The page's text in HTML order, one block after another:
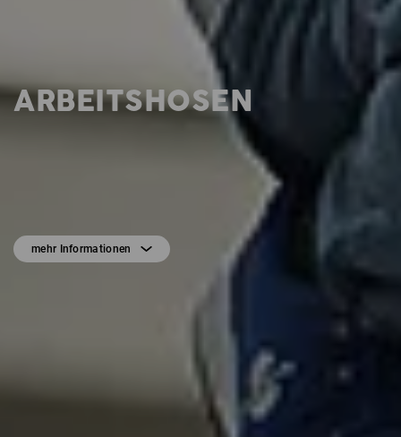
ARBEITSHOSEN
mehr Informationen